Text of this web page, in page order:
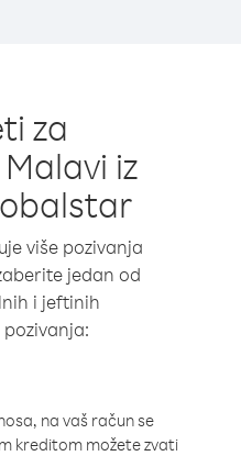
za
iz
više pozivanja
jedan od
i jeftinih
na vaš račun se
kreditom možete zvati